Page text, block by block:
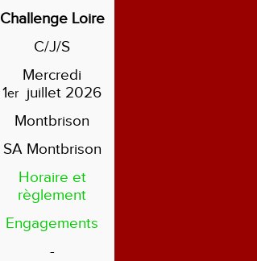
Challenge Loire
C/J/S
Mercredi
1er juillet 2026
Montbrison
SA Montbrison
Horaire et
règlement
Engagements
-